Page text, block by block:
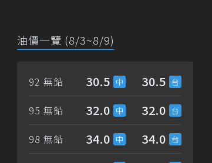
油價一覽 (8/3~8/9)
92 無鉛 30.5 30.5
95 無鉛 32.0 32.0
98 無鉛 34.0 34.0